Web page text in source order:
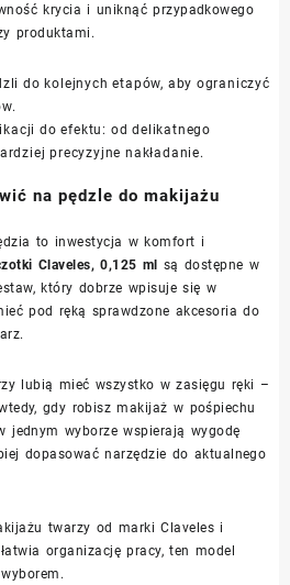
krycia i uniknąć przypadkowego
produktami.
do kolejnych etapów, aby ograniczyć
do efektu: od delikatnego
precyzyjne nakładanie.
na pędzle do makijażu
to inwestycja w komfort i
Claveles, 0,125 ml są dostępne w
który dobrze wpisuje się w
pod ręką sprawdzone akcesoria do
lubią mieć wszystko w zasięgu ręki –
gdy robisz makijaż w pośpiechu
jednym wyborze wspierają wygodę
dopasować narzędzie do aktualnego
twarzy od marki Claveles i
organizację pracy, ten model